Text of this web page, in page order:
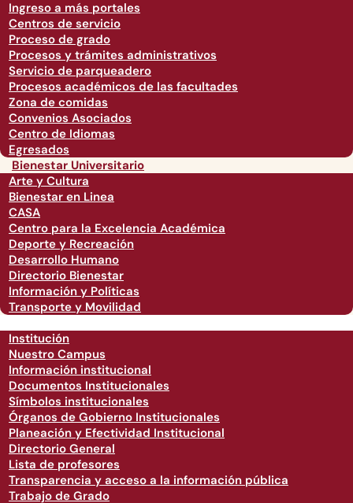
Ingreso a más portales
Centros de servicio
Proceso de grado
Procesos y trámites administrativos
Servicio de parqueadero
Procesos académicos de las facultades
Zona de comidas
Convenios Asociados
Centro de Idiomas
Egresados
Bienestar Universitario
Arte y Cultura
Bienestar en Linea
CASA
Centro para la Excelencia Académica
Deporte y Recreación
Desarrollo Humano
Directorio Bienestar
Información y Políticas
Transporte y Movilidad
Institución
Nuestro Campus
Información institucional
Documentos Institucionales
Símbolos institucionales
Órganos de Gobierno Institucionales
Planeación y Efectividad Institucional
Directorio General
Lista de profesores
Transparencia y acceso a la información pública
Trabajo de Grado